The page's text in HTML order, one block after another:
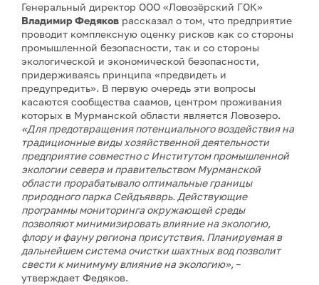
Генеральный директор ООО «Ловозёрский ГОК»
Владимир Федяков рассказал о том, что предприятие
проводит комплексную оценку рисков как со стороны
промышленной безопасности, так и со стороны
экологической и экономической безопасности,
придерживаясь принципа «предвидеть и
предупредить». В первую очередь эти вопросы
касаются сообщества саамов, центром проживания
которых в Мурманской области является Ловозеро.
«Для предотвращения потенциального воздействия на
традиционные виды хозяйственной деятельности
предприятие совместно с Институтом промышленной
экологии севера и правительством Мурманской
области прорабатывало оптимальные границы
природного парка Сейдъявврь. Действующие
программы мониторинга окружающей среды
позволяют минимизировать влияние на экологию,
флору и фауну региона присутствия. Планируемая в
дальнейшем система очистки шахтных вод позволит
свести к минимуму влияние на экологию», –
утверждает Федяков.